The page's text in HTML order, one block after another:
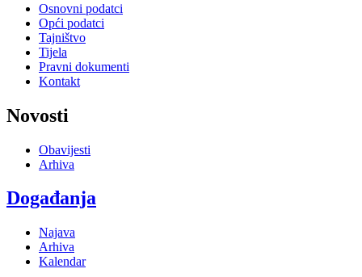
Osnovni podatci
Opći podatci
Tajništvo
Tijela
Pravni dokumenti
Kontakt
Novosti
Obavijesti
Arhiva
Događanja
Najava
Arhiva
Kalendar